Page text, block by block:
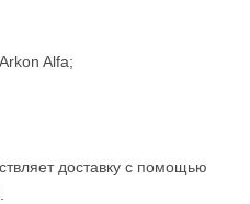
Alfa;
доставку с помощью